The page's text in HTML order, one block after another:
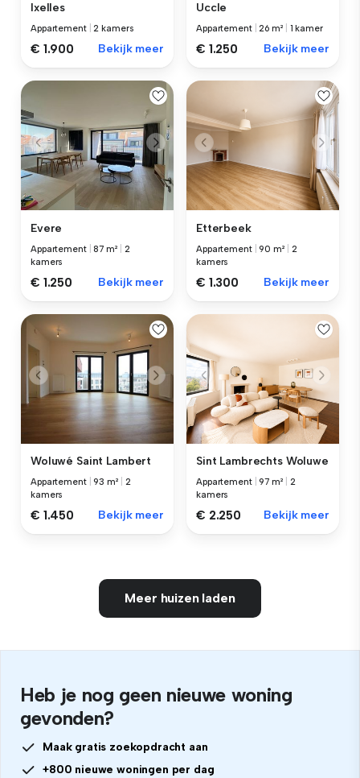
Ixelles
Appartement |2 kamers
€ 1.900 Bekijk meer
Uccle
Appartement |26 m² 1 kamer
€ 1.250 Bekijk meer
Evere
Appartement |87 m²
2
kamers
€ 1.250 Bekijk meer
Etterbeek
Appartement |90 m²
2
kamers
€ 1.300 Bekijk meer
Woluwé Saint Lambert
Appartement |93 m²
2
kamers
€ 1.450 Bekijk meer
Sint Lambrechts Woluwe
Appartement |97 m²
2
kamers
€ 2.250 Bekijk meer
Meer huizen laden
Heb je nog geen nieuwe woning
gevonden?
Maak gratis zoekopdracht aan
+800 nieuwe woningen per dag